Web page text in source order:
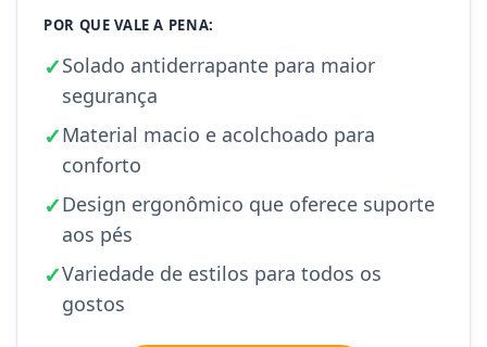
POR QUE VALE A PENA:
✓Solado antiderrapante para maior
segurança
✓Material macio e acolchoado para
conforto
✓Design ergonômico que oferece suporte
aos pés
✓Variedade de estilos para todos os
gostos